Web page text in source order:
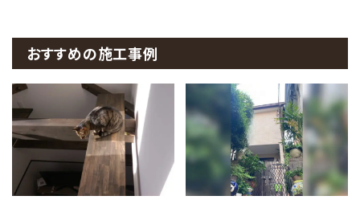
おすすめの施工事例